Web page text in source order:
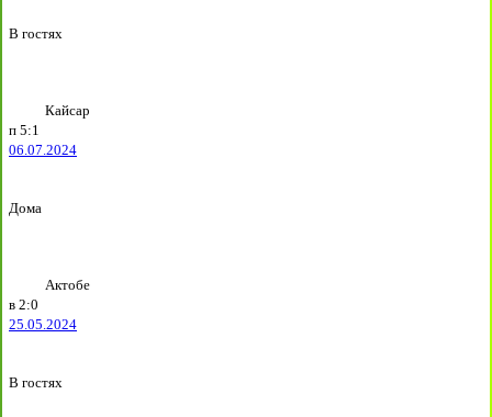
В гостях
Кайсар
п 5:1
06.07.2024
Дома
Актобе
в 2:0
25.05.2024
В гостях